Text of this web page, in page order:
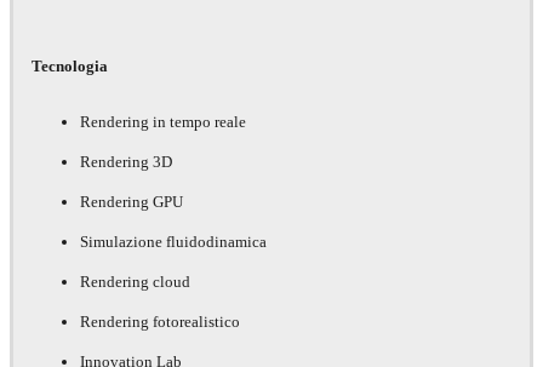
Tecnologia
Rendering in tempo reale
Rendering 3D
Rendering GPU
Simulazione fluidodinamica
Rendering cloud
Rendering fotorealistico
Innovation Lab